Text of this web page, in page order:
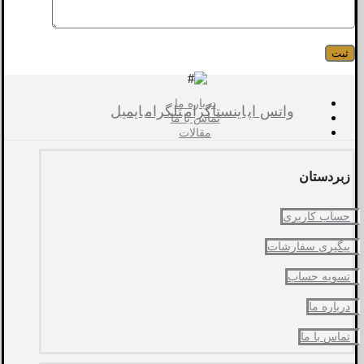
درباره ما
تماس با ما
مقالات
واتس اپاینستاگرامتلگرامایمیل
زبردستان
حساب کاربری
پیگیری سفارشات
تسویه حساب
درباره ما
تماس با ما